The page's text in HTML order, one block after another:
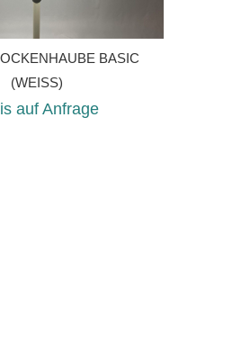
BASIC
(WEISS)
auf Anfrage